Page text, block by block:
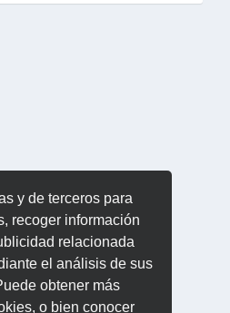
y de terceros para
recoger información
relacionada
el análisis de sus
obtener más
o bien conocer